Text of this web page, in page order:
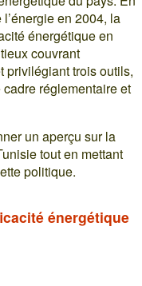
en 2004, la
énergétique en
couvrant
privilégiant trois outils,
réglementaire et
un aperçu sur la
tout en mettant
politique.
énergétique